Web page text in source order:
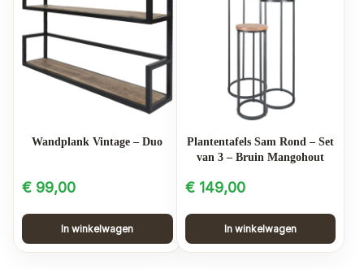
Wandplank Vintage – Duo
€ 99,00
In winkelwagen
Plantentafels Sam Rond – Set
van 3 – Bruin Mangohout
€149,00
In winkelwagen